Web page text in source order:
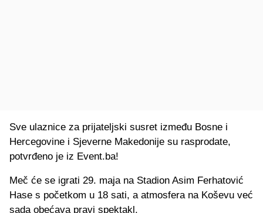
Sve ulaznice za prijateljski susret između Bosne i
Hercegovine i Sjeverne Makedonije su rasprodate,
potvrđeno je iz Event.ba!
Meč će se igrati 29. maja na Stadion Asim Ferhatović
Hase s početkom u 18 sati, a atmosfera na Koševu već
sada obećava pravi spektakl.